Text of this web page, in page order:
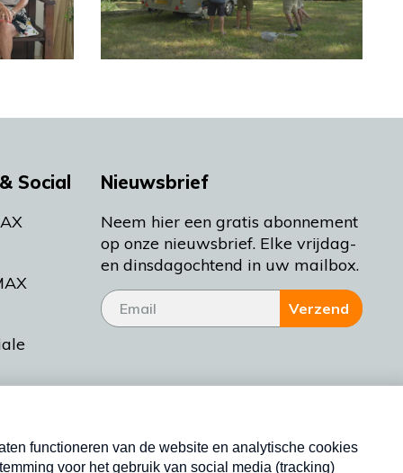
Social Nieuwsbrief
Neem hier een gratis abonnement
op onze nieuwsbrief. Elke vrijdag-
en dinsdagochtend in uw mailbox.
Verzend
Nieuwsbrief